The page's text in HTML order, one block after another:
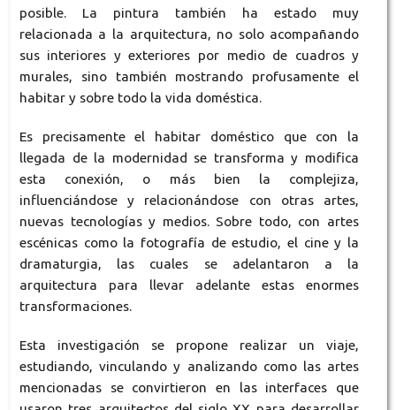
posible. La pintura también ha estado muy
relacionada a la arquitectura, no solo acompañando
sus interiores y exteriores por medio de cuadros y
murales, sino también mostrando profusamente el
habitar y sobre todo la vida doméstica.
Es precisamente el habitar doméstico que con la
llegada de la modernidad se transforma y modifica
esta conexión, o más bien la complejiza,
influenciándose y relacionándose con otras artes,
nuevas tecnologías y medios. Sobre todo, con artes
escénicas como la fotografía de estudio, el cine y la
dramaturgia, las cuales se adelantaron a la
arquitectura para llevar adelante estas enormes
transformaciones.
Esta investigación se propone realizar un viaje,
estudiando, vinculando y analizando como las artes
mencionadas se convirtieron en las interfaces que